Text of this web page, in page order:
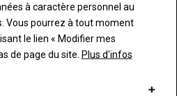
compte pour profiter
abonnement
nouveau compte
à caractère personnel au
Vous pourrez à tout moment
le lien « Modifier mes
de page du site. Plus d'infos